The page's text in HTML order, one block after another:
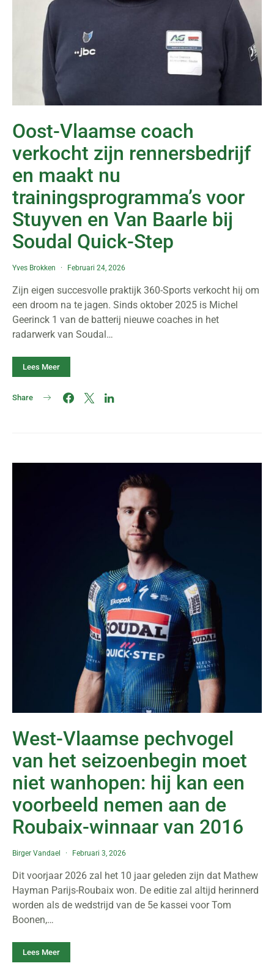
Oost-Vlaamse coach
verkocht zijn rennersbedrijf
en maakt nu
trainingsprogramma’s voor
Stuyven en Van Baarle bij
Soudal Quick-Step
Yves Brokken Februari 24, 2026
Zijn eigen succesvolle praktijk 360-Sports verkocht hij om
een droom na te jagen. Sinds oktober 2025 is Michel
Geerinck 1 van de batterij nieuwe coaches in het
radarwerk van Soudal…
Lees Meer
Share
West-Vlaamse pechvogel
van het seizoenbegin moet
niet wanhopen: hij kan een
voorbeeld nemen aan de
Roubaix-winnaar van 2016
Birger Vandael Februari 3, 2026
Dit voorjaar 2026 zal het 10 jaar geleden zijn dat Mathew
Hayman Parijs-Roubaix won. De editie zal altijd herinnerd
worden als de wedstrijd van de 5e kassei voor Tom
Boonen,…
Lees Meer